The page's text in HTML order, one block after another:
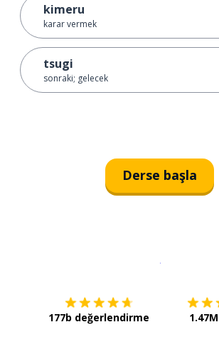
kimeru
karar vermek
tsugi
sonraki; gelecek
Derse başla
177b değerlendirme